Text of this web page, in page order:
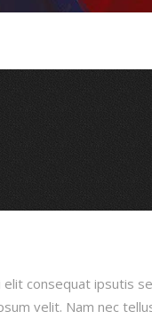
consequat ipsutis
velit. Nam nec